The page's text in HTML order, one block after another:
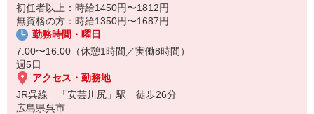
初任者以上：時給1450円〜1812円
無資格の方：時給1350円〜1687円
勤務時間・曜日
7:00〜16:00（休憩1時間／実働8時間）
週5日
アクセス・勤務地
JR呉線 「安芸川尻」駅 徒歩26分
広島県呉市